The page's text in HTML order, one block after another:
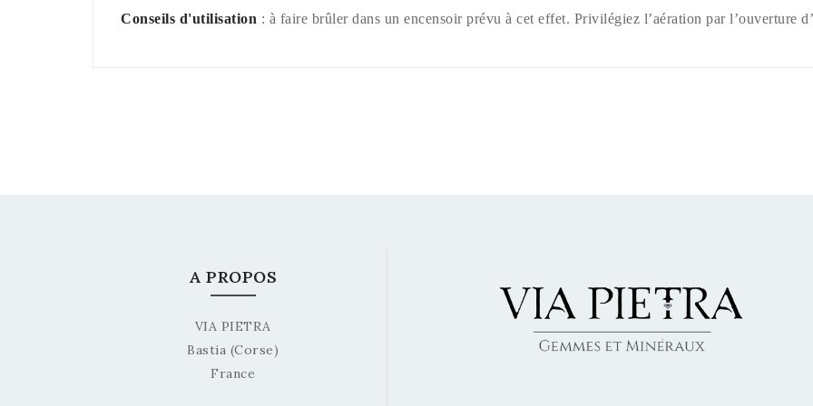
Conseils d'utilisation : à faire brûler dans un encensoir prévu à cet effet. Privilégiez l’aération par l’ouverture
A PROPOS
VIA PIETRA
Bastia (Corse)
France